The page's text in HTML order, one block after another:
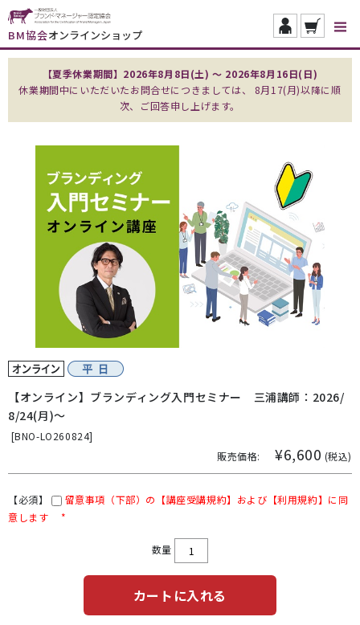
BM協会オンラインショップ
【夏季休業期間】2026年8月8日(土) ～ 2026年8月16日(日)
休業期間中にいただいたお問合せにつきましては、 8月17(月)以降に順
次、ご回答申し上げます。
【オンライン】ブランディング入門セミナー 三浦講師：2026/
8/24(月)～
[BNO-LO260824]
販売価格:
¥6,600 (税込)
【必須】
留意事項（下部）の【講座受講規約】および【利用規約】に同
意します
*
数量
カートに入れる